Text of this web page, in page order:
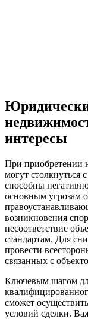
интересы
При приобретении
могут столкнуться
способны
основным угрозам
возникновения
несоответствие
стандартам. Для
провести
связанных с
Ключевым шагом
сможет
условий сделки.